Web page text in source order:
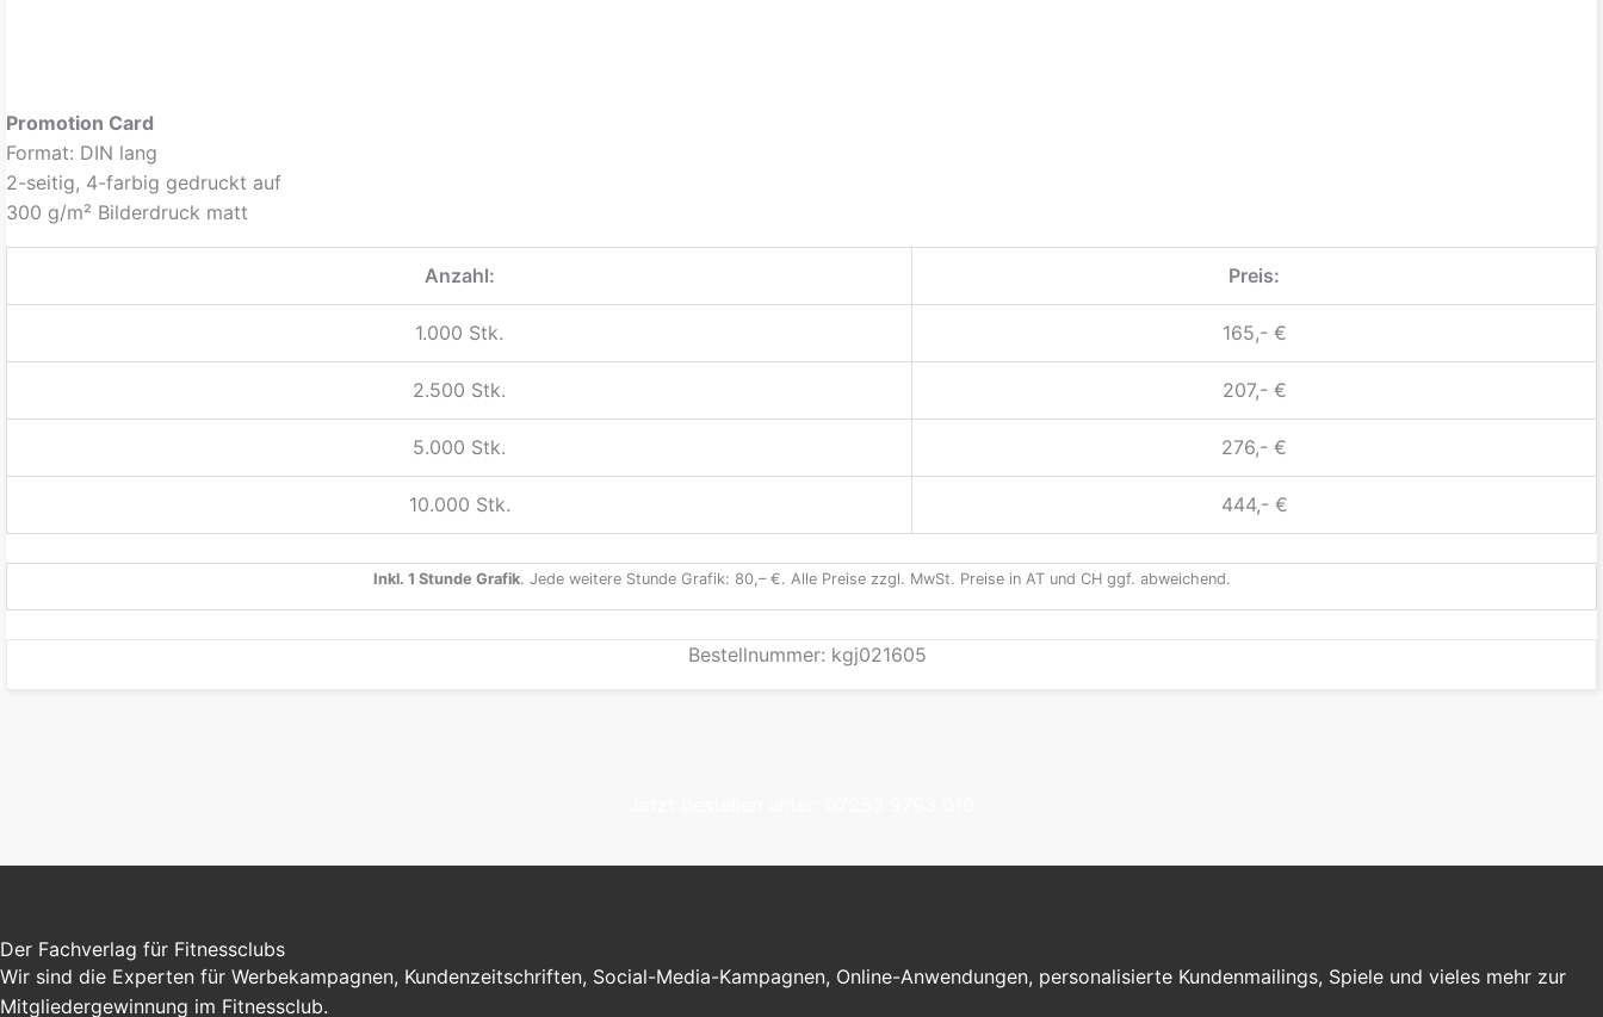
Promotion Card
Format: DIN lang
2-seitig, 4-farbig gedruckt auf
300 g/m² Bilderdruck matt
Anzahl: Preis:
1.000 Stk. 165,- €
2.500 Stk. 207,- €
5.000 Stk. 276,- €
10.000 Stk. 444,- €
Inkl. 1 Stunde Grafik. Jede weitere Stunde Grafik: 80,– €. Alle Preise zzgl. MwSt. Preise in AT und CH ggf. abweichend.
Bestellnummer: kgj021605
Der Fachverlag für Fitnessclubs
Wir sind die Experten für Werbekampagnen, Kundenzeitschriften, Social-Media-Kampagnen, Online-Anwendungen, personalisierte Kundenmailings, Spiele und vieles mehr zur
Mitgliedergewinnung im Fitnessclub.